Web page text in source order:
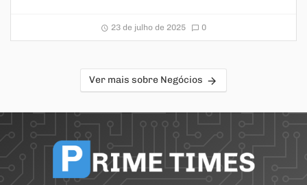
23 de julho de 2025 0
Ver mais sobre Negócios